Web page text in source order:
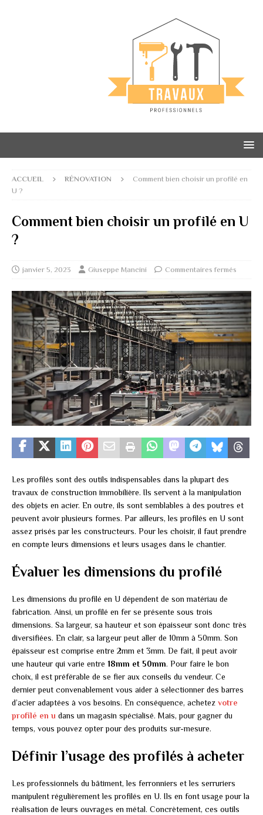
ACCUEIL RÉNOVATION
Comment bien choisir un profilé en
U ?
Comment bien choisir un profilé en U
?
janvier 5, 2023 Giuseppe Mancini Commentaires fermés
Les profilés sont des outils indispensables dans la plupart des
travaux de construction immobilière. Ils servent à la manipulation
des objets en acier. En outre, ils sont semblables à des poutres et
peuvent avoir plusieurs formes. Par ailleurs, les profilés en U sont
assez prisés par les constructeurs. Pour les choisir, il faut prendre
en compte leurs dimensions et leurs usages dans le chantier.
Évaluer les dimensions du profilé
Les dimensions du profilé en U dépendent de son matériau de
fabrication. Ainsi, un profilé en fer se présente sous trois
dimensions. Sa largeur, sa hauteur et son épaisseur sont donc très
diversifiées. En clair, sa largeur peut aller de 10mm à 50mm. Son
épaisseur est comprise entre 2mm et 3mm. De fait, il peut avoir
une hauteur qui varie entre 18mm et 50mm. Pour faire le bon
choix, il est préférable de se fier aux conseils du vendeur. Ce
dernier peut convenablement vous aider à sélectionner des barres
d’acier adaptées à vos besoins. En conséquence, achetez votre
profilé en u dans un magasin spécialisé. Mais, pour gagner du
temps, vous pouvez opter pour des produits sur-mesure.
Définir l’usage des profilés à acheter
Les professionnels du bâtiment, les ferronniers et les serruriers
manipulent régulièrement les profilés en U. Ils en font usage pour la
réalisation de leurs ouvrages en métal. Concrètement, ces outils